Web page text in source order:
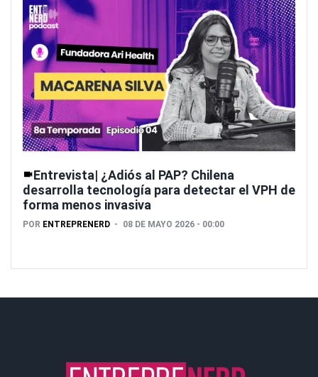
Entrevista| ¿Adiós al PAP? Chilena
desarrolla tecnología para detectar el VPH de
forma menos invasiva
POR ENTREPRENERD 08 DE MAYO 2026 - 00:00